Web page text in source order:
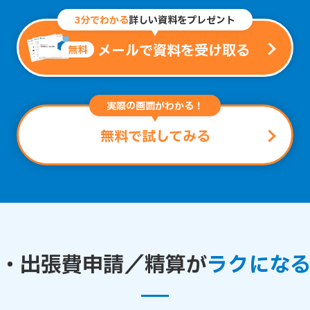
3分でわかる詳しい資料をプレゼント
無料 メールで資料を受け取る
実際の画面がわかる！
無料で試してみる
出張費申請／精算がラクになる